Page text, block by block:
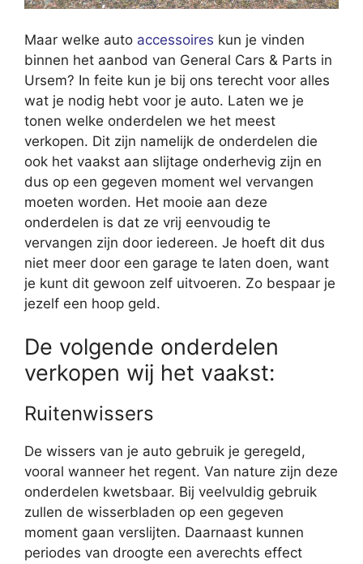
Maar welke auto accessoires kun je vinden
binnen het aanbod van General Cars & Parts in
Ursem? In feite kun je bij ons terecht voor alles
wat je nodig hebt voor je auto. Laten we je
tonen welke onderdelen we het meest
verkopen. Dit zijn namelijk de onderdelen die
ook het vaakst aan slijtage onderhevig zijn en
dus op een gegeven moment wel vervangen
moeten worden. Het mooie aan deze
onderdelen is dat ze vrij eenvoudig te
vervangen zijn door iedereen. Je hoeft dit dus
niet meer door een garage te laten doen, want
je kunt dit gewoon zelf uitvoeren. Zo bespaar je
jezelf een hoop geld.
De volgende onderdelen
verkopen wij het vaakst:
Ruitenwissers
De wissers van je auto gebruik je geregeld,
vooral wanneer het regent. Van nature zijn deze
onderdelen kwetsbaar. Bij veelvuldig gebruik
zullen de wisserbladen op een gegeven
moment gaan verslijten. Daarnaast kunnen
periodes van droogte een averechts effect